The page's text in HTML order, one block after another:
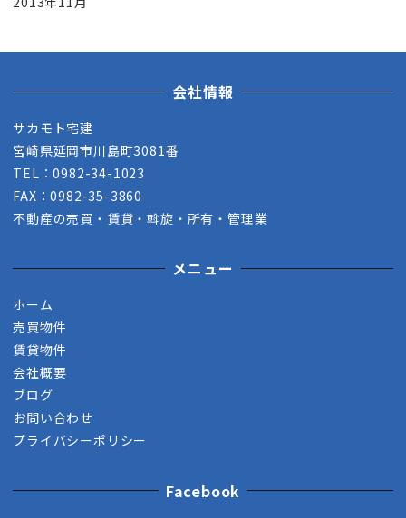
会社情報
サカモト宅建
宮崎県延岡市川島町3081番
TEL：0982-34-1023
FAX：0982-35-3860
不動産の売買・賃貸・斡旋・所有・管理業
メニュー
ホーム
売買物件
賃貸物件
会社概要
ブログ
お問い合わせ
プライバシーポリシー
Facebook